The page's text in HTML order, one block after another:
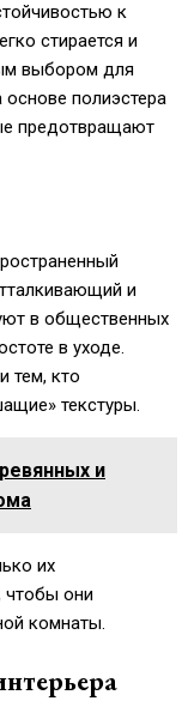
к
стирается и
выбором для
полиэстера
предотвращают
и
в общественных
в уходе.
тем, кто
текстуры.
и
их
чтобы они
комнаты.